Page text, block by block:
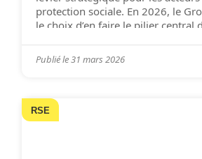
protection sociale. En 2026, le
le choix d’en faire le pilier central
de […]
Publié le31 mars 2026
RSE